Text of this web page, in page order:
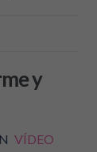
y
VÍDEO